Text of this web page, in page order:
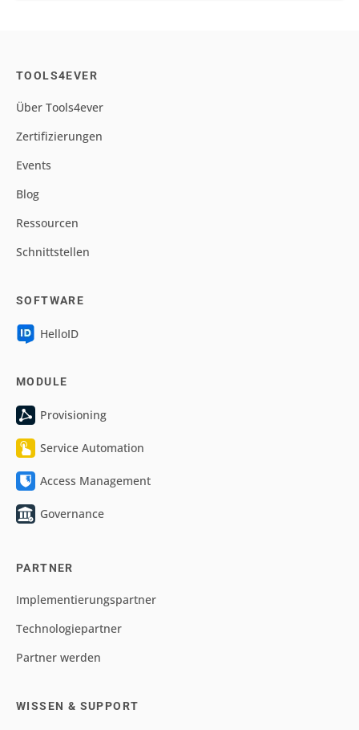
TOOLS4EVER
Über Tools4ever
Zertifizierungen
Events
Blog
Ressourcen
Schnittstellen
SOFTWARE
HelloID
MODULE
Provisioning
Service Automation
Access Management
Governance
PARTNER
Implementierungspartner
Technologiepartner
Partner werden
WISSEN & SUPPORT